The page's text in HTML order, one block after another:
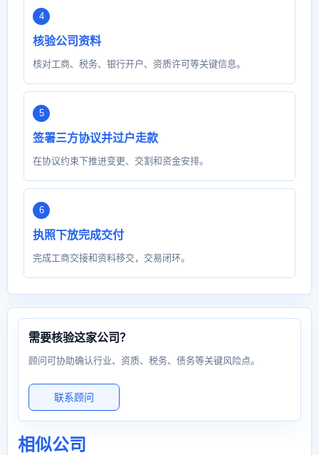
核验公司资料
核对工商、税务、银行开户、资质许可等关键信息。
签署三方协议并过户走款
在协议约束下推进变更、交割和资金安排。
执照下放完成交付
完成工商交接和资料移交，交易闭环。
需要核验这家公司？
顾问可协助确认行业、资质、税务、债务等关键风险点。
联系顾问
相似公司